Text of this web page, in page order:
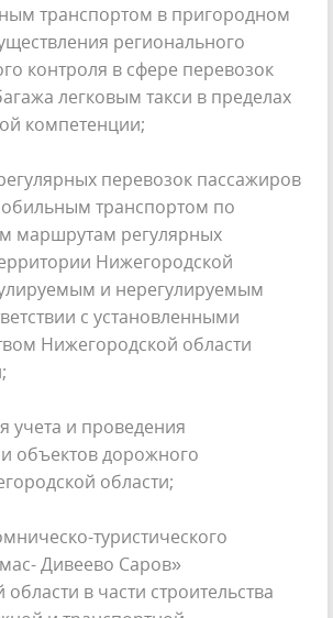
транспортом в пригородном
регионального
контроля в сфере перевозок
легковым такси в пределах
компетенции;
перевозок пассажиров
транспортом по
маршрутам регулярных
Нижегородской
и нерегулируемым
с установленными
Нижегородской области
учета и проведения
объектов дорожного
области;
туристического
Дивеево Саров»
в части строительства